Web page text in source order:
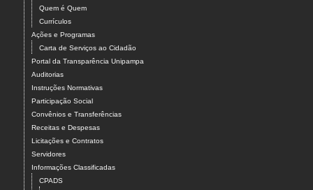
Quem é Quem
Currículos
Ações e Programas
Carta de Serviços ao Cidadão
Portal da Transparência Unipampa
Auditorias
Instruções Normativas
Participação Social
Convênios e Transferências
Receitas e Despesas
Licitações e Contratos
Servidores
Informações Classificadas
CPADS